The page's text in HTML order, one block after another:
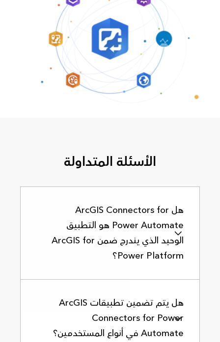
الأسئلة المتداولة
هل ArcGIS Connectors for
Power Automate هو التطبيق
الوحيد الذي يندرج ضمن ArcGIS for
Power Platform؟
هل يتم تضمين تطبيقات ArcGIS
Connectors for Power
Automate في أنواع المستخدمين؟